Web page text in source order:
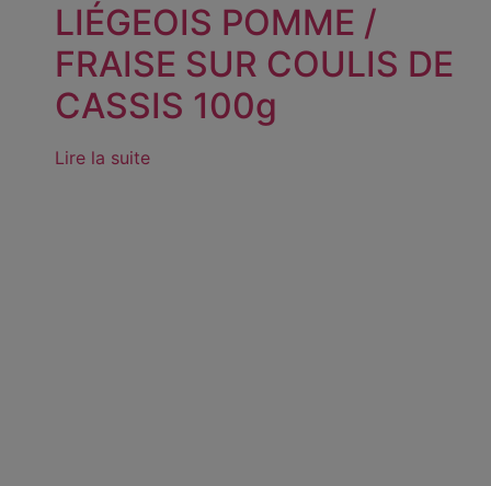
LIÉGEOIS POMME /
FRAISE SUR COULIS DE
CASSIS 100g
Lire la suite